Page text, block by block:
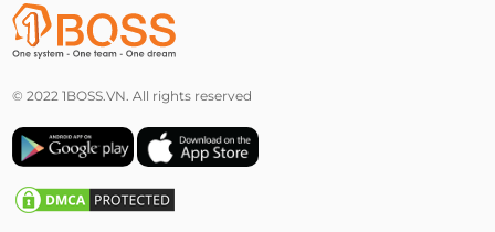
© 2022 1BOSS.VN. All rights reserved